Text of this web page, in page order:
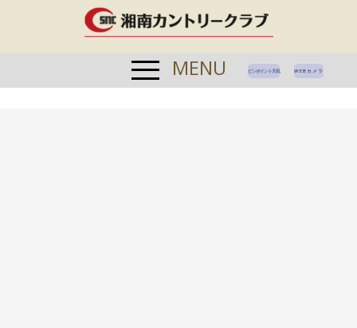
ピンポイント天気 WEBカメラ
MENU